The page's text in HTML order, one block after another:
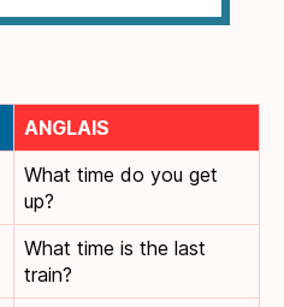
ANGLAIS
What time do you get
up?
What time is the last
train?